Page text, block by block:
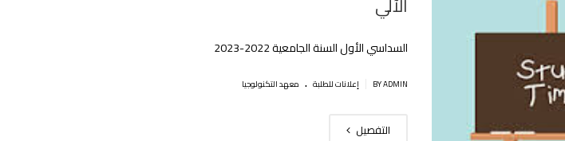
السداسي الأول السنة الجامعية 2022-2023
BY ADMIN إعلانات للطلبة . معهد التكنولوجيا
التفصيل